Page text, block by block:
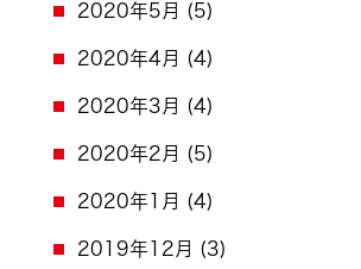
2020年5月 (5)
2020年4月 (4)
2020年3月 (4)
2020年2月 (5)
2020年1月 (4)
2019年12月 (3)